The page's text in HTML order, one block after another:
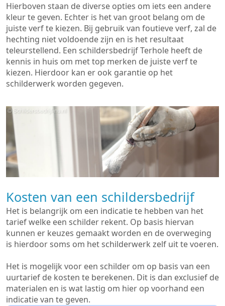
Hierboven staan de diverse opties om iets een andere
kleur te geven. Echter is het van groot belang om de
juiste verf te kiezen. Bij gebruik van foutieve verf, zal de
hechting niet voldoende zijn en is het resultaat
teleurstellend. Een schildersbedrijf Terhole heeft de
kennis in huis om met top merken de juiste verf te
kiezen. Hierdoor kan er ook garantie op het
schilderwerk worden gegeven.
Kosten van een schildersbedrijf
Het is belangrijk om een indicatie te hebben van het
tarief welke een schilder rekent. Op basis hiervan
kunnen er keuzes gemaakt worden en de overweging
is hierdoor soms om het schilderwerk zelf uit te voeren.
Het is mogelijk voor een schilder om op basis van een
uurtarief de kosten te berekenen. Dit is dan exclusief de
materialen en is wat lastig om hier op voorhand een
indicatie van te geven.